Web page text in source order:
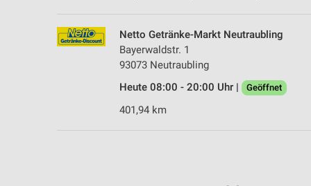
Netto Getränke-Markt Neutraubling
Bayerwaldstr. 1
93073 Neutraubling
Heute 08:00 - 20:00 Uhr |
Geöffnet
401,94 km